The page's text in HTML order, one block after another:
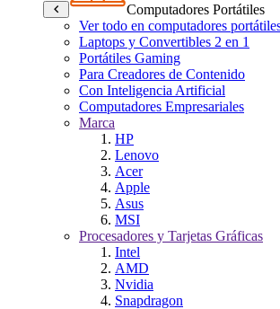
Computadores Portátiles
Ver todo en computadores
Laptops y Convertibles 2 en 1
Portátiles Gaming
Para Creadores de Contenido
Con Inteligencia Artificial
Computadores Empresariales
Marca
HP
Lenovo
Acer
Apple
Asus
MSI
Procesadores y Tarjetas Gráficas
Intel
AMD
Nvidia
Snapdragon